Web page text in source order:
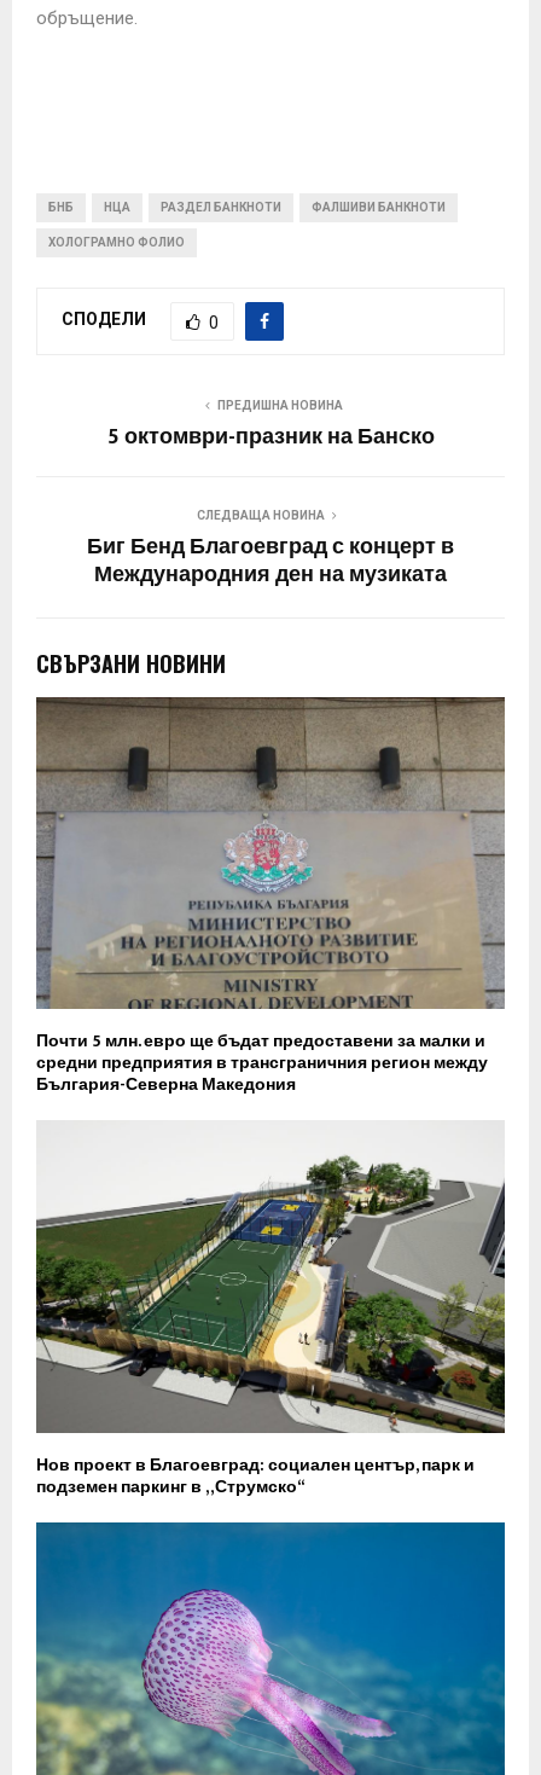
обръщение.
БНБ НЦА РАЗДЕЛ БАНКНОТИ ФАЛШИВИ БАНКНОТИ
ХОЛОГРАМНО ФОЛИО
СПОДЕЛИ 0
ПРЕДИШНА НОВИНА
5 октомври-празник на Банско
СЛЕДВАЩА НОВИНА
Биг Бенд Благоевград с концерт в
Международния ден на музиката
СВЪРЗАНИ НОВИНИ
Почти 5 млн. евро ще бъдат предоставени за малки и
средни предприятия в трансграничния регион между
България-Северна Македония
Нов проект в Благоевград: социален център, парк и
подземен паркинг в „Струмско“